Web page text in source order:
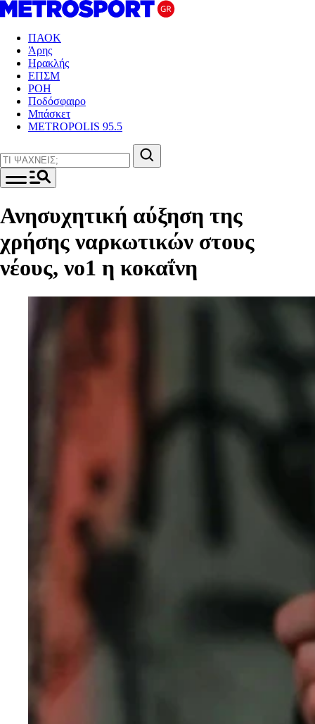
ΠΑΟΚ
Άρης
Ηρακλής
ΕΠΣΜ
ΡΟΗ
Ποδόσφαιρο
Μπάσκετ
METROPOLIS 95.5
Ανησυχητική αύξηση της
χρήσης ναρκωτικών στους
νέους, νο1 η κοκαΐνη